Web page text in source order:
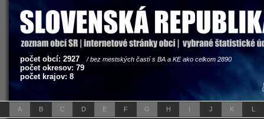
počet obcí: 2927 / bez mestských častí s BA a KE ako celkom 2890
počet okresov: 79
počet krajov: 8
A B C D E F G H I J K L